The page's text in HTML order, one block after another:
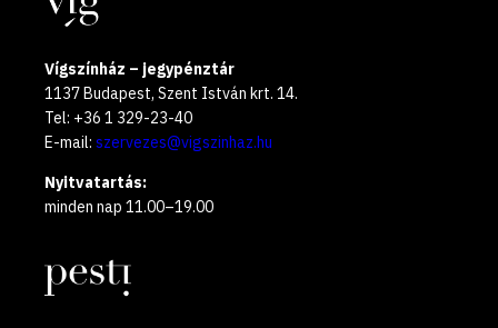
Vígszínház – jegypénztár
1137 Budapest, Szent István krt. 14.
Tel: +36 1 329-23-40
E-mail: szervezes@vigszinhaz.hu
Nyitvatartás:
minden nap 11.00–19.00